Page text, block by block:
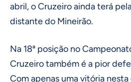
abril, o Cruzeiro ainda terá
distante do Mineirão.
Na 18ª posição no
Cruzeiro também é a pior
Com apenas uma vitória